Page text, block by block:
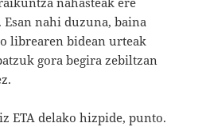
Esan nahi duzuna, baina
librearen bidean urteak
gora begira zebiltzan
ETA delako hizpide, punto.